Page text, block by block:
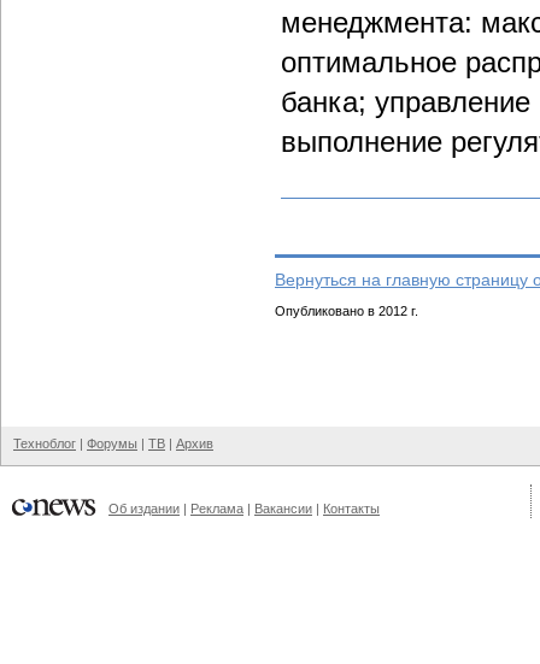
менеджмента:
оптимальное
банка;
выполнение
Вернуться на главную страницу
Опубликовано в 2012 г.
Техноблог | Форумы | ТВ | Архив
Об издании | Реклама | Вакансии | Контакты